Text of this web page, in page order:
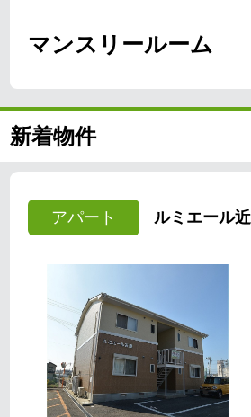
マンスリールーム
新着物件
アパート ルミエール